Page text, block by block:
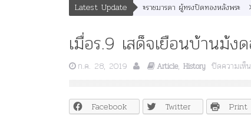
Latest Updateพระราชมารดา ผู้ทรงปิดทองหลังพระ คำสาร
เมื่อร.9 เสด็จเยือนบ้านม้ง
ก.ค. 28, 2019 Article, History ปิดความเห็น
Facebook Twitter Print